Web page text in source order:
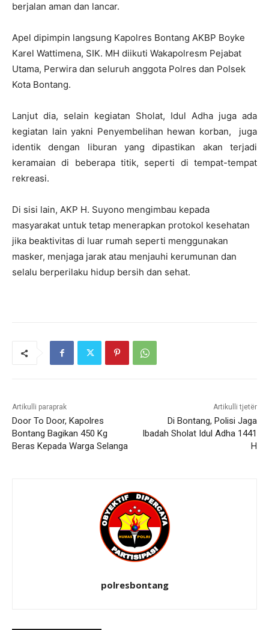
berjalan aman dan lancar.
Apel dipimpin langsung Kapolres Bontang AKBP Boyke
Karel Wattimena, SIK. MH diikuti Wakapolresm Pejabat
Utama, Perwira dan seluruh anggota Polres dan Polsek
Kota Bontang.
Lanjut dia, selain kegiatan Sholat, Idul Adha juga ada
kegiatan lain yakni Penyembelihan hewan korban, juga
identik dengan liburan yang dipastikan akan terjadi
keramaian di beberapa titik, seperti di tempat-tempat
rekreasi.
Di sisi lain, AKP H. Suyono mengimbau kepada
masyarakat untuk tetap menerapkan protokol kesehatan
jika beaktivitas di luar rumah seperti menggunakan
masker, menjaga jarak atau menjauhi kerumunan dan
selalu berperilaku hidup bersih dan sehat.
Artikulli paraprak
Door To Door, Kapolres
Bontang Bagikan 450 Kg
Beras Kepada Warga Selanga
Artikulli tjetër
Di Bontang, Polisi Jaga
Ibadah Sholat Idul Adha 1441
H
polresbontang